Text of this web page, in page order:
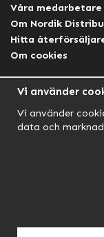
Våra medarbetare
Om Nordik
Hitta
Om cookies
Facebook
NORDIK
Vi använder
Vi använder
data och